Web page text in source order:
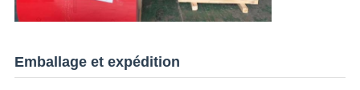
Emballage et expédition